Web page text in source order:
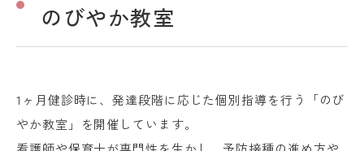
のびやか教室
1ヶ月健診時に、発達段階に応じた個別指導を行う「のび
やか教室」を開催しています。